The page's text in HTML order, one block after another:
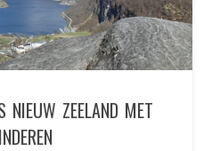
NIEUW ZEELAND MET